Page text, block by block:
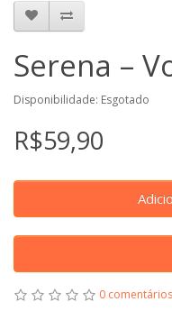
Serena –
Disponibilidade: Esgotado
R$59,90
0 comentários